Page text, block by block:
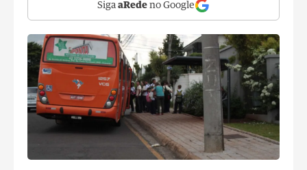
Siga aRede no Google